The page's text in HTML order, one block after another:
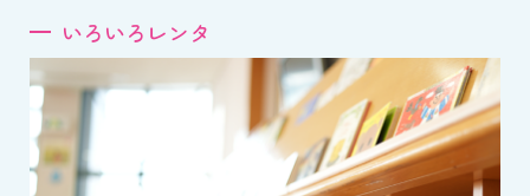
いろいろレンタ